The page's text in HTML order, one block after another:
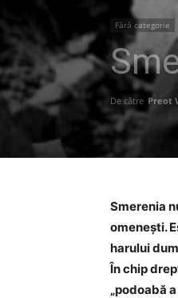
Fără categorie
De către Preot
Smerenia
omeneşti.
harului
În chip
„podoabă